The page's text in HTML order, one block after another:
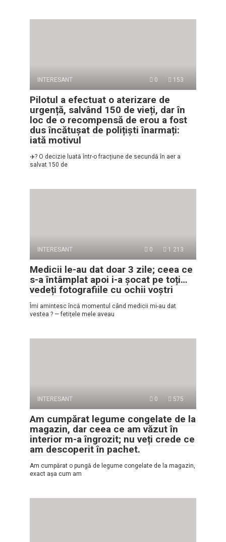
INTERESANT 0 153
Pilotul a efectuat o aterizare de
urgență, salvând 150 de vieți, dar în
loc de o recompensă de erou a fost
dus încătușat de polițiști înarmați:
iată motivul
✈️? O decizie luată într-o fracțiune de secundă în aer a
salvat 150 de
INTERESANT 0 1 213
Medicii le-au dat doar 3 zile; ceea ce
s-a întâmplat apoi i-a șocat pe toți…
vedeți fotografiile cu ochii voștri
Îmi amintesc încă momentul când medicii mi-au dat
vestea ? — fetițele mele aveau
INTERESANT 0 575
Am cumpărat legume congelate de la
magazin, dar ceea ce am văzut în
interior m-a îngrozit; nu veți crede ce
am descoperit în pachet.
Am cumpărat o pungă de legume congelate de la magazin,
exact așa cum am